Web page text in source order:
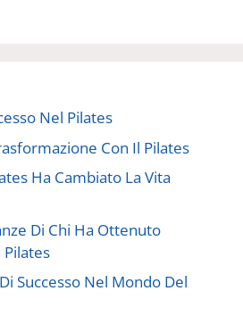
Nel Pilates
Con Il Pilates
Ha Cambiato La Vita
Di Chi Ha Ottenuto
Pilates
Successo Nel Mondo Del